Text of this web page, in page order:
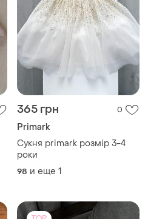
365 грн 0
Primark
Сукня primark розмір 3-4
роки
98 и еще 1